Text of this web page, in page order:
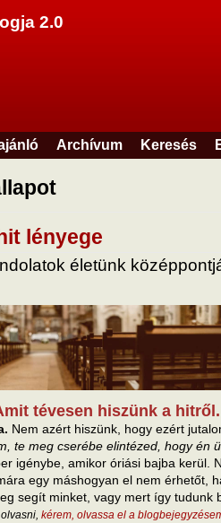
2.0
Archívum Keresés
lényege
életünk
tévesen hiszünk a hitről.
Nem azért hiszünk, hogy ezért
te meg cserébe elintézed, hogy én
igénybe, amikor óriási bajba kerül.
egy máshogyan el nem érhetőt,
segít minket, vagy mert így
kérem, olvassa el a